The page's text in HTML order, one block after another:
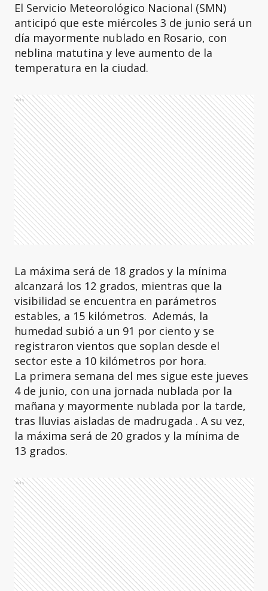
El Servicio Meteorológico Nacional (SMN)
anticipó que este miércoles 3 de junio será un
día mayormente nublado en Rosario, con
neblina matutina y leve aumento de la
temperatura en la ciudad.
Ads
La máxima será de 18 grados y la mínima
alcanzará los 12 grados, mientras que la
visibilidad se encuentra en parámetros
estables, a 15 kilómetros. Además, la
humedad subió a un 91 por ciento y se
registraron vientos que soplan desde el
sector este a 10 kilómetros por hora.
La primera semana del mes sigue este jueves
4 de junio, con una jornada nublada por la
mañana y mayormente nublada por la tarde,
tras lluvias aisladas de madrugada . A su vez,
la máxima será de 20 grados y la mínima de
13 grados.
Ads